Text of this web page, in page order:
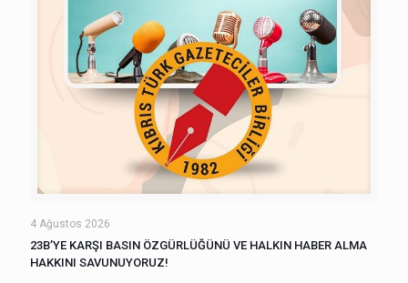
4 Ağustos 2026
23B’YE KARŞI BASIN ÖZGÜRLÜĞÜNÜ VE HALKIN HABER ALMA
HAKKINI SAVUNUYORUZ!